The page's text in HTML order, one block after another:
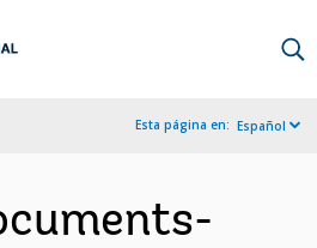
Esta página en: Español